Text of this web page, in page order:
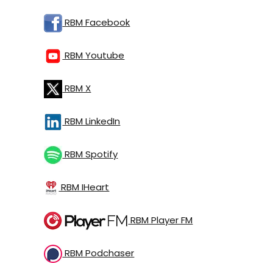
RBM Facebook
RBM Youtube
RBM X
RBM LinkedIn
RBM Spotify
RBM IHeart
RBM Player FM
RBM Podchaser